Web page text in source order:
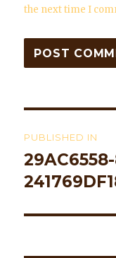
the next time I
PUBLISHED IN